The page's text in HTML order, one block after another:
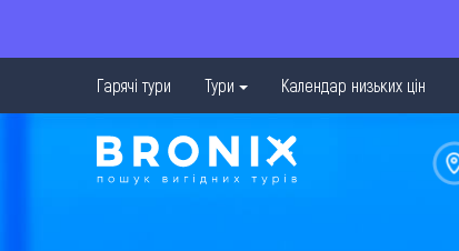
Гарячі тури Тури Календар низьких цін